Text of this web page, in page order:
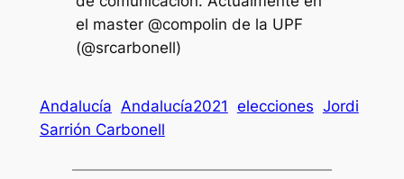
el master @compolin de la UPF
(@srcarbonell)
Andalucía Andalucía2021 elecciones Jordi
Sarrión Carbonell